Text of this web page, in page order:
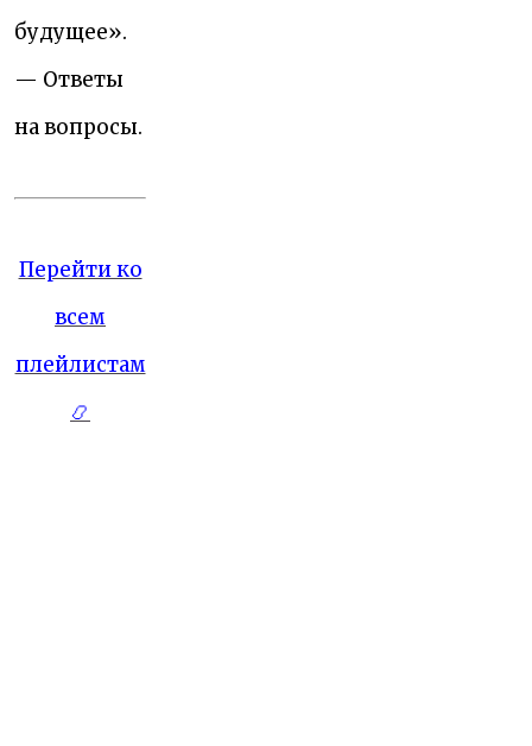
будущее».
— Ответы
на вопросы.
Перейти ко
всем
плейлистам
📿